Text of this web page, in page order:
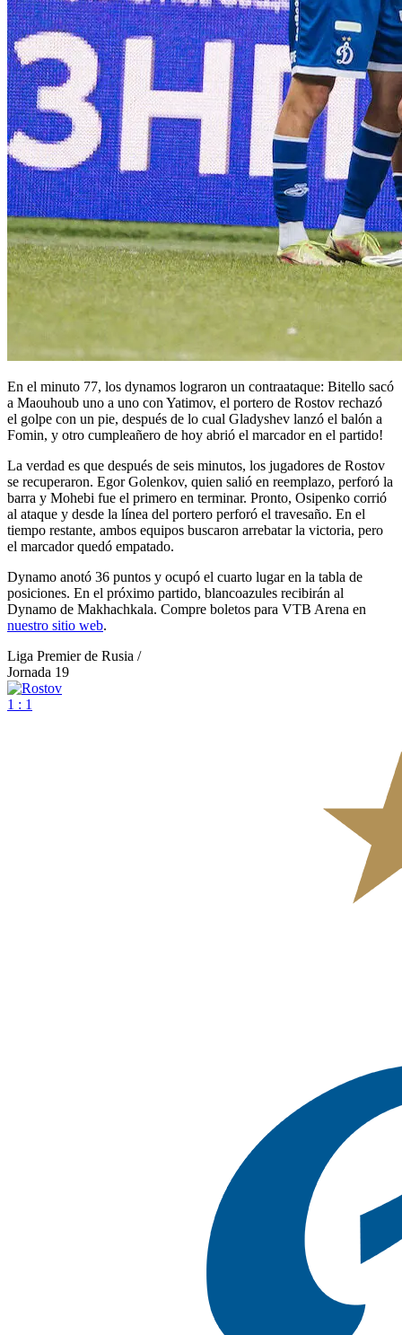
En el minuto 77, los dynamos lograron un contraataque: Bitello sacó
a Maouhoub uno a uno con Yatimov, el portero de Rostov rechazó
el golpe con un pie, después de lo cual Gladyshev lanzó el balón a
Fomin, y otro cumpleañero de hoy abrió el marcador en el partido!
La verdad es que después de seis minutos, los jugadores de Rostov
se recuperaron. Egor Golenkov, quien salió en reemplazo, perforó la
barra y Mohebi fue el primero en terminar. Pronto, Osipenko corrió
al ataque y desde la línea del portero perforó el travesaño. En el
tiempo restante, ambos equipos buscaron arrebatar la victoria, pero
el marcador quedó empatado.
Dynamo anotó 36 puntos y ocupó el cuarto lugar en la tabla de
posiciones. En el próximo partido, blancoazules recibirán al
Dynamo de Makhachkala. Compre boletos para VTB Arena en
nuestro sitio web.
Liga Premier de Rusia /
Jornada 19
1 : 1